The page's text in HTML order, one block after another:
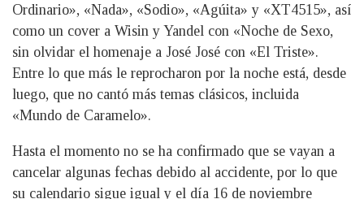
Ordinario», «Nada», «Sodio», «Agúita» y «XT4515», así
como un cover a Wisin y Yandel con «Noche de Sexo,
sin olvidar el homenaje a José José con «El Triste».
Entre lo que más le reprocharon por la noche está, desde
luego, que no cantó más temas clásicos, incluida
«Mundo de Caramelo».
Hasta el momento no se ha confirmado que se vayan a
cancelar algunas fechas debido al accidente, por lo que
su calendario sigue igual y el día 16 de noviembre